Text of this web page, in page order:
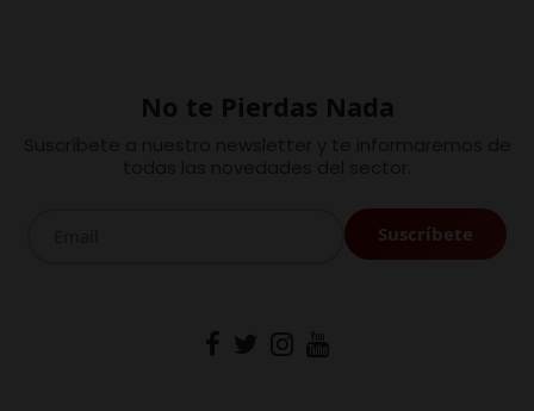
No te Pierdas Nada